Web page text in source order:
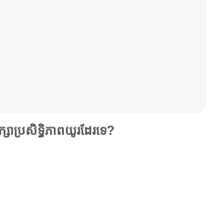
ាប្រសិទ្ធិភាពយូរ​ដែរ​ទេ?